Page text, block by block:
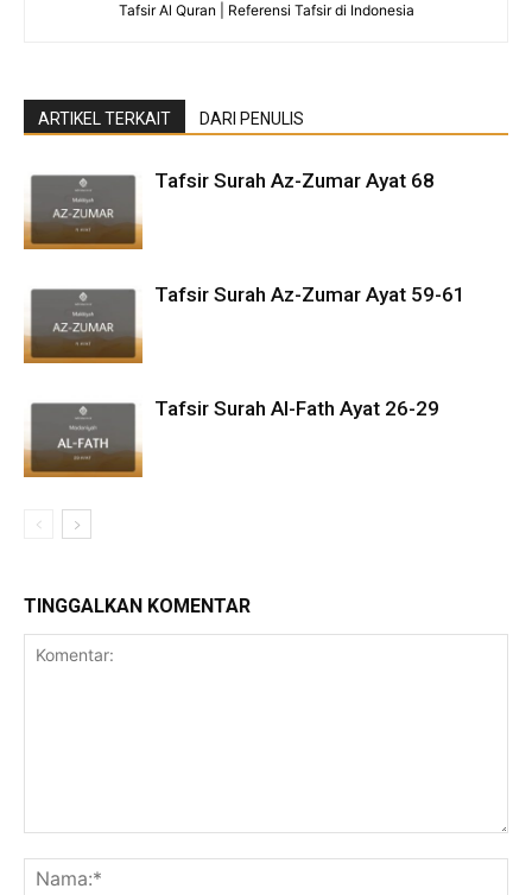
Tafsir Al Quran | Referensi Tafsir di Indonesia
ARTIKEL TERKAIT DARI PENULIS
Tafsir Surah Az-Zumar Ayat 68
Tafsir Surah Az-Zumar Ayat 59-61
Tafsir Surah Al-Fath Ayat 26-29
TINGGALKAN KOMENTAR